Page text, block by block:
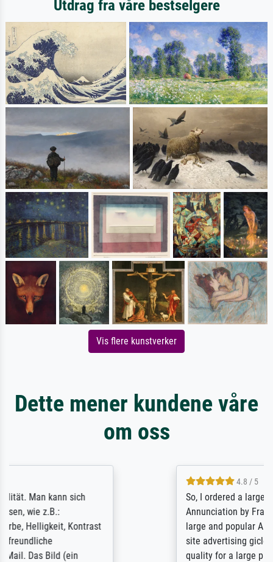
Utdrag fra våre bestselgere
Vis flere kunstverker
Dette mener kundene våre
om oss
So, I ordered a large print of The
Annunciation by Fra Angelico from a very
large and popular American "art/poster"
site advertising giclee print quality. The
quality for a large print was atrocious. They